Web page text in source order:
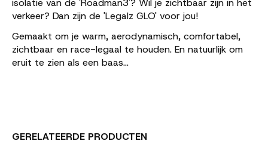
isolatie van de 'Roadman3'? Wil je zichtbaar zijn in het
verkeer? Dan zijn de 'Legalz GLO' voor jou!
Gemaakt om je warm, aerodynamisch, comfortabel,
zichtbaar en race-legaal te houden. En natuurlijk om
eruit te zien als een baas...
GERELATEERDE PRODUCTEN